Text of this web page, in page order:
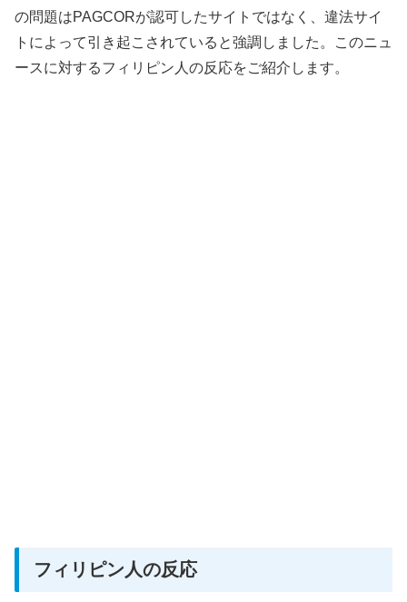
の問題はPAGCORが認可したサイトではなく、違法サイ
トによって引き起こされていると強調しました。このニュ
ースに対するフィリピン人の反応をご紹介します。
フィリピン人の反応